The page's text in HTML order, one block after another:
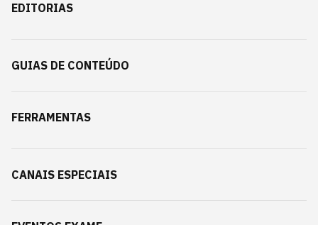
EDITORIAS
GUIAS DE CONTEÚDO
FERRAMENTAS
CANAIS ESPECIAIS